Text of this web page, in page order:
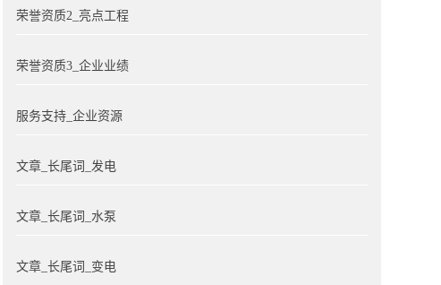
荣誉资质2_亮点工程
荣誉资质3_企业业绩
服务支持_企业资源
文章_长尾词_发电
文章_长尾词_水泵
文章_长尾词_变电